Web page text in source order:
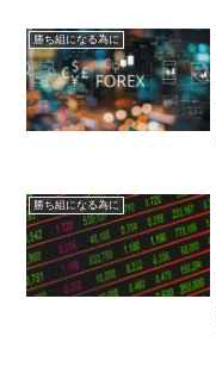
勝ち組になる為に
勝ち組になる為に